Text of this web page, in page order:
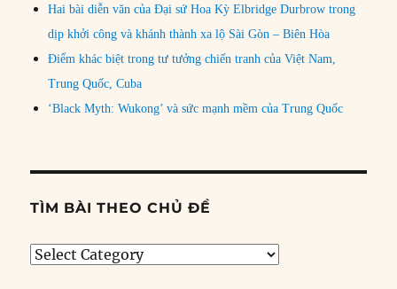
Hai bài diễn văn của Đại sứ Hoa Kỳ Elbridge Durbrow trong
dịp khởi công và khánh thành xa lộ Sài Gòn – Biên Hòa
Điểm khác biệt trong tư tưởng chiến tranh của Việt Nam,
Trung Quốc, Cuba
‘Black Myth: Wukong’ và sức mạnh mềm của Trung Quốc
TÌM BÀI THEO CHỦ ĐỀ
Tìm